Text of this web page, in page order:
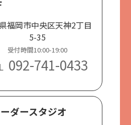
福岡市中央区天神2丁目
5-35
受付時間10:00-19:00
092-741-0433
ダースタジオ